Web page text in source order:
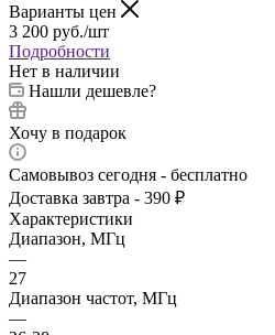
Варианты цен
3 200 руб./шт
Подробности
Нет в наличии
Нашли дешевле?
Хочу в подарок
Самовывоз сегодня - бесплатно
Доставка завтра - 390 ₽
Характеристики
Диапазон, МГц
—
27
Диапазон частот, МГц
—